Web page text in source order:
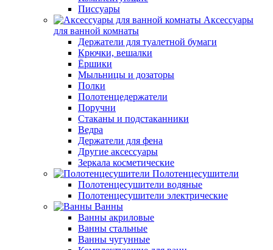
Писсуары
Аксессуары
для ванной комнаты
Держатели для туалетной бумаги
Крючки, вешалки
Ёршики
Мыльницы и дозаторы
Полки
Полотенцедержатели
Поручни
Стаканы и подстаканники
Ведра
Держатели для фена
Другие аксессуары
Зеркала косметические
Полотенцесушители
Полотенцесушители водяные
Полотенцесушители электрические
Ванны
Ванны акриловые
Ванны стальные
Ванны чугунные